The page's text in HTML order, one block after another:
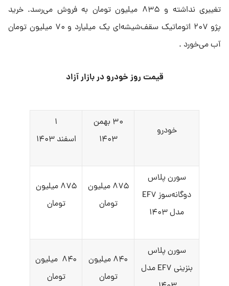
تغییری نداشته و ۸۳۵ میلیون تومان به فروش می‌رسد. خرید
پژو ۲۰۷ اتوماتیک سقف‌شیشه‌ای یک میلیارد و ۷۰ میلیون تومان
آب می‌خورد .
قیمت روز خودرو در بازار آزاد
خودرو
۳۰ بهمن
۱۴۰۳
۱
اسفند ۱۴۰۳
سورن پلاس
دوگانه‌سوز EF۷
مدل ۱۴۰۳
۸۷۵ میلیون
تومان
۸۷۵ میلیون
تومان
سورن پلاس
بنزینی EF۷ مدل
۸۴۰ میلیون
تومان
۸۴۰ میلیون
تومان